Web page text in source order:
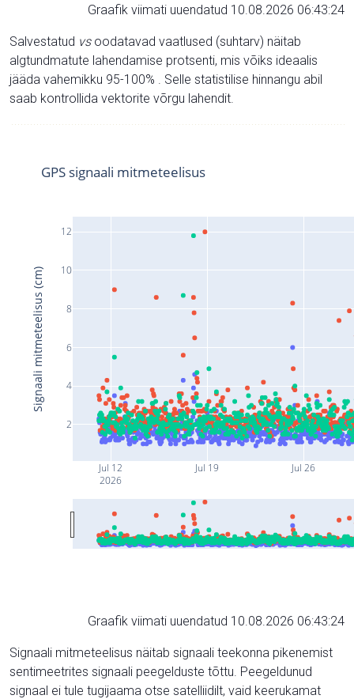
Graafik viimati uuendatud 10.08.2026 06:43:24
Salvestatud vsoodatavad vaatlused (suhtarv) näitab
algtundmatute lahendamise protsenti, mis võiks ideaalis
jääda vahemikku 95-100% . Selle statistilise hinnangu abil
saab kontrollida vektorite võrgu lahendit.
Jul 12
2026
Jul 19 Jul 26
2
4
6
8
10
12
GPS signaali mitmeteelisus
Signaali mitmeteelisus (cm)
Graafik viimati uuendatud 10.08.2026 06:43:24
Signaali mitmeteelisus näitab signaali teekonna pikenemist
sentimeetrites signaali peegelduste tõttu. Peegeldunud
signaal ei tule tugijaama otse satelliidilt, vaid keerukamat